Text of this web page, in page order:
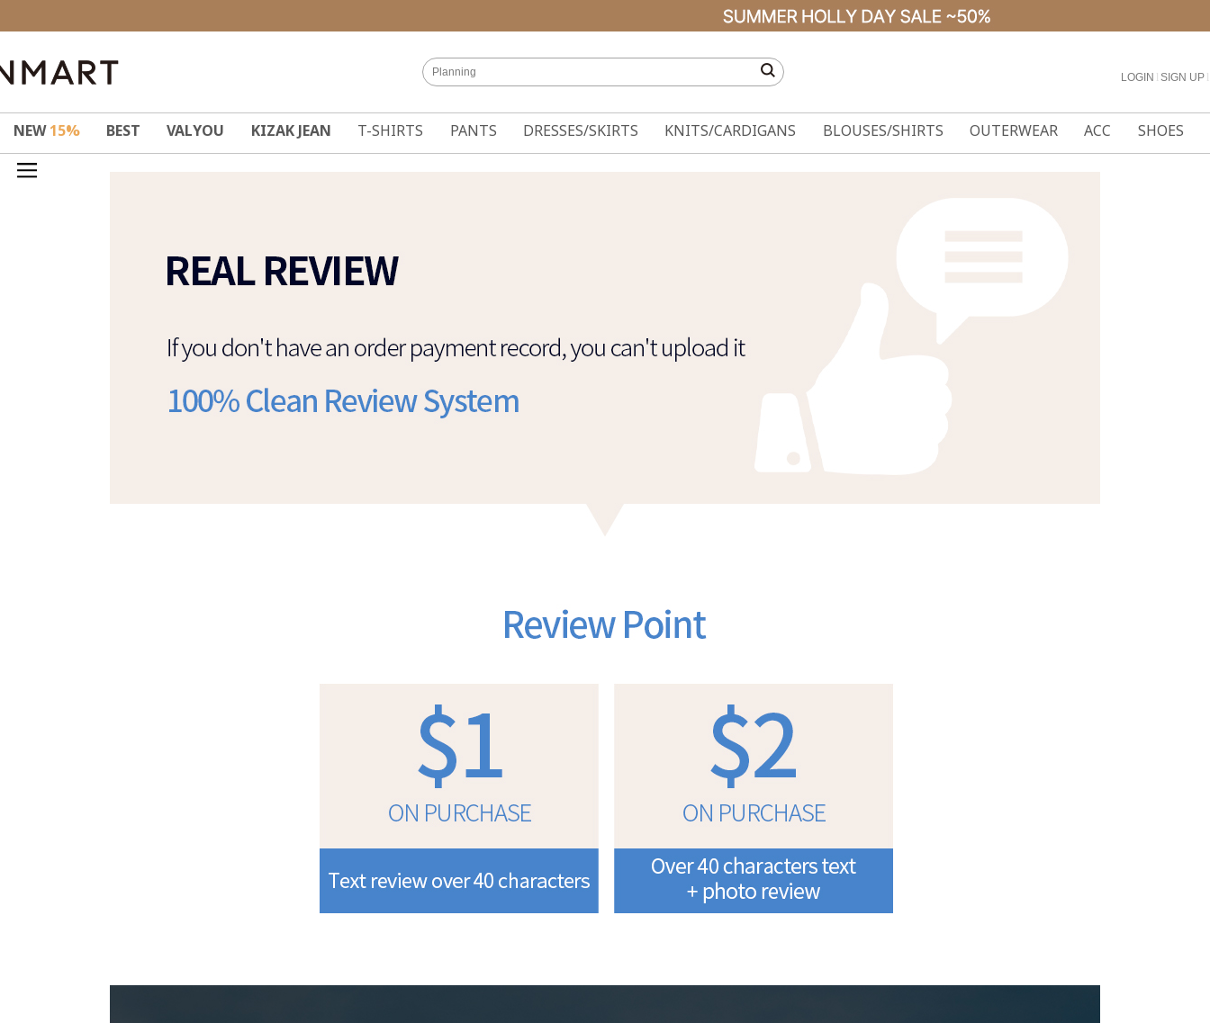
LOGIN SIGN UP
NEW15% BEST VALYOU KIZAK JEAN T-SHIRTS PANTS DRESSES/SKIRTS KNITS/CARDIGANS BLOUSES/SHIRTS OUTERWEAR ACC SHOES